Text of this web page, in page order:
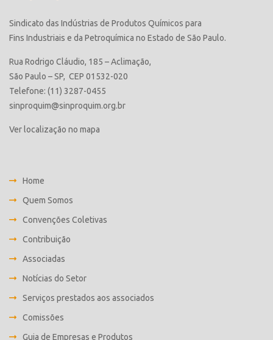
Sindicato das Indústrias de Produtos Químicos para
Fins Industriais e da Petroquímica no Estado de São Paulo.
Rua Rodrigo Cláudio, 185 – Aclimação,
São Paulo – SP, CEP 01532-020
Telefone: (11) 3287-0455
sinproquim@sinproquim.org.br
Ver localização no mapa
Home
Quem Somos
Convenções Coletivas
Contribuição
Associadas
Notícias do Setor
Serviços prestados aos associados
Comissões
Guia de Empresas e Produtos